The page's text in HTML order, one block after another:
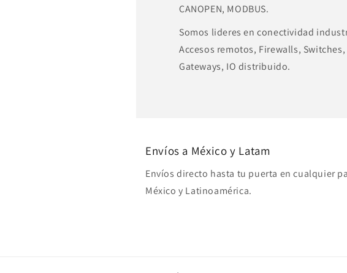
CANOPEN, MODBUS.
Somos lideres en conectividad
Accesos remotos, Firewalls, Switches,
Gateways, IO distribuido.
Envíos a México y Latam
Envíos directo hasta tu puerta en cualquier
México y Latinoamérica.